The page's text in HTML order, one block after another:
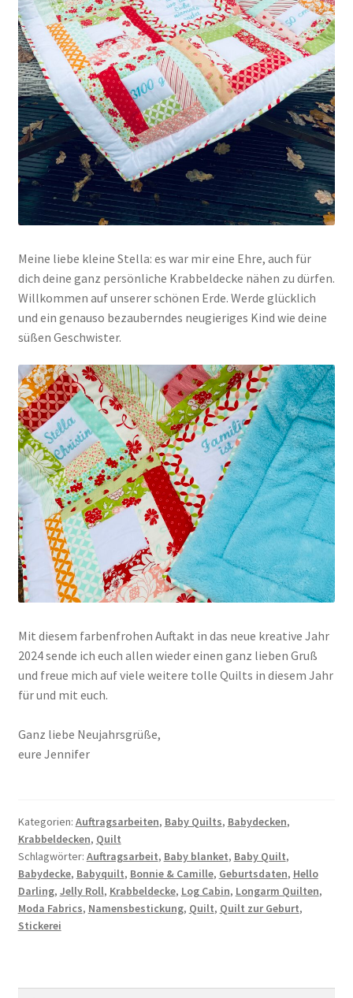
Meine liebe kleine Stella: es war mir eine Ehre, auch für
dich deine ganz persönliche Krabbeldecke nähen zu dürfen.
Willkommen auf unserer schönen Erde. Werde glücklich
und ein genauso bezauberndes neugieriges Kind wie deine
süßen Geschwister.
Mit diesem farbenfrohen Auftakt in das neue kreative Jahr
2024 sende ich euch allen wieder einen ganz lieben Gruß
und freue mich auf viele weitere tolle Quilts in diesem Jahr
für und mit euch.
Ganz liebe Neujahrsgrüße,
eure Jennifer
Kategorien: Auftragsarbeiten, Baby Quilts, Babydecken,
Krabbeldecken, Quilt
Schlagwörter: Auftragsarbeit, Baby blanket, Baby Quilt,
Babydecke, Babyquilt, Bonnie & Camille, Geburtsdaten, Hello
Darling, Jelly Roll, Krabbeldecke, Log Cabin, Longarm Quilten,
Moda Fabrics, Namensbestickung, Quilt, Quilt zur Geburt,
Stickerei